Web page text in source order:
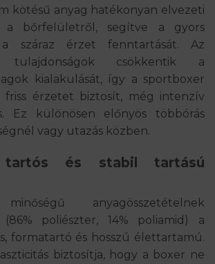
kötésű anyag hatékonyan elvezeti
a bőrfelületről, segítve a gyors
száraz érzet fenntartását. Az
tulajdonságok csökkentik a
kialakulását, így a sportboxer
friss érzetet biztosít, még intenzív
Ez különösen előnyös többórás
vagy utazás közben.
tartós és stabil tartású
anyagösszetételnek
(86% poliészter, 14% poliamid) a
formatartó és hosszú élettartamú.
biztosítja, hogy a boxer ne